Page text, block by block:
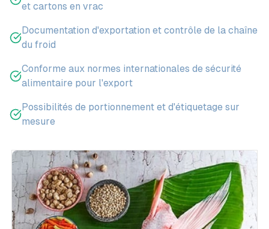
et cartons en vrac
Documentation d'exportation et contrôle de la chaîne
du froid
Conforme aux normes internationales de sécurité
alimentaire pour l'export
Possibilités de portionnement et d'étiquetage sur
mesure